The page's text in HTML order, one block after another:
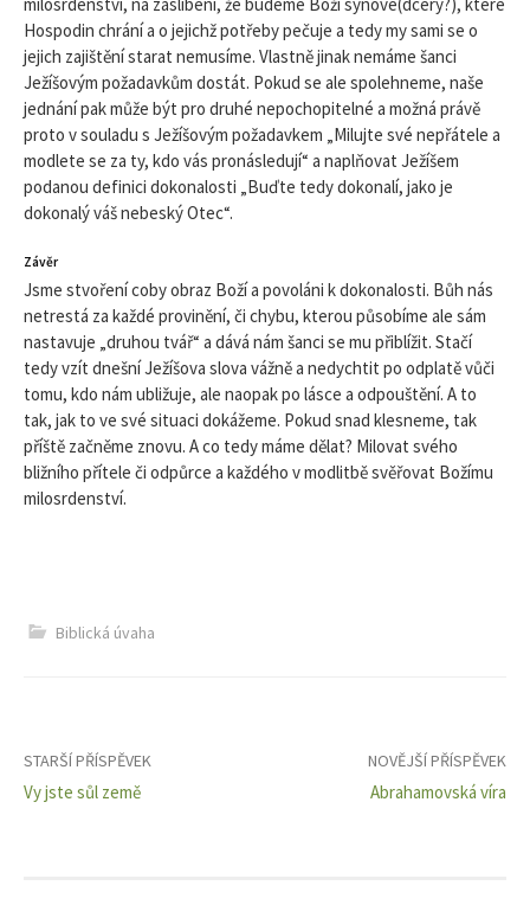
Hospodin chrání a o jejichž potřeby pečuje a tedy my sami se o
jejich zajištění starat nemusíme. Vlastně jinak nemáme šanci
Ježíšovým požadavkům dostát. Pokud se ale spolehneme, naše
jednání pak může být pro druhé nepochopitelné a možná právě
proto v souladu s Ježíšovým požadavkem „Milujte své nepřátele a
modlete se za ty, kdo vás pronásledují“ a naplňovat Ježíšem
podanou definici dokonalosti „Buďte tedy dokonalí, jako je
dokonalý váš nebeský Otec“.
Závěr
Jsme stvoření coby obraz Boží a povoláni k dokonalosti. Bůh nás
netrestá za každé provinění, či chybu, kterou působíme ale sám
nastavuje „druhou tvář“ a dává nám šanci se mu přiblížit. Stačí
tedy vzít dnešní Ježíšova slova vážně a nedychtit po odplatě vůči
tomu, kdo nám ubližuje, ale naopak po lásce a odpouštění. A to
tak, jak to ve své situaci dokážeme. Pokud snad klesneme, tak
příště začněme znovu. A co tedy máme dělat? Milovat svého
bližního přítele či odpůrce a každého v modlitbě svěřovat Božímu
milosrdenství.
Biblická úvaha
Navigace
pro
STARŠÍ PŘÍSPĚVEK
Vy jste sůl země
NOVĚJŠÍ PŘÍSPĚVEK
Abrahamovská víra